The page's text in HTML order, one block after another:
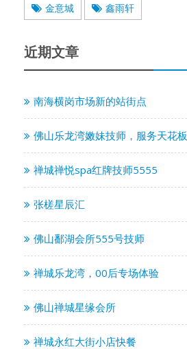
金意城 鑫雨轩
近期文章
南海横岗市场新的站街点
佛山乐龙湾嫩妹技师，服务天花板
禅城禅悦spa红牌技师5555
张槎星辰汇
佛山鄱湖会所555号技师
禅城乐龙湾，00后专场体验
佛山禅城星缘会所
禅城永红大街小店快餐